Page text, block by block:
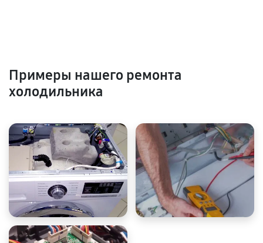
Примеры нашего ремонта
холодильника